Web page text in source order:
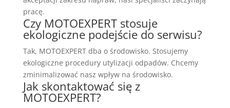
pracę.
Czy MOTOEXPERT stosuje
ekologiczne podejście do serwisu?
Tak, MOTOEXPERT dba o środowisko. Stosujemy
ekologiczne procedury utylizacji odpadów. Chcemy
zminimalizować nasz wpływ na środowisko.
Jak skontaktować się z
MOTOEXPERT?